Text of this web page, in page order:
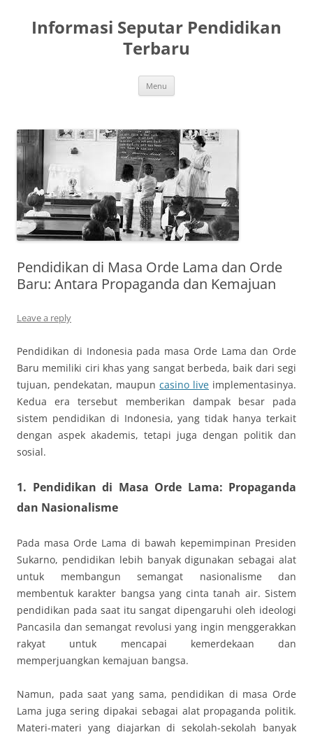
content
Informasi Seputar Pendidikan
Terbaru
Menu
Pendidikan di Masa Orde Lama dan Orde
Baru: Antara Propaganda dan Kemajuan
Leave a reply
Pendidikan di Indonesia pada masa Orde Lama dan Orde
Baru memiliki ciri khas yang sangat berbeda, baik dari segi
tujuan, pendekatan, maupun casino live implementasinya.
Kedua era tersebut memberikan dampak besar pada
sistem pendidikan di Indonesia, yang tidak hanya terkait
dengan aspek akademis, tetapi juga dengan politik dan
sosial.
1. Pendidikan di Masa Orde Lama: Propaganda
dan Nasionalisme
Pada masa Orde Lama di bawah kepemimpinan Presiden
Sukarno, pendidikan lebih banyak digunakan sebagai alat
untuk membangun semangat nasionalisme dan
membentuk karakter bangsa yang cinta tanah air. Sistem
pendidikan pada saat itu sangat dipengaruhi oleh ideologi
Pancasila dan semangat revolusi yang ingin menggerakkan
rakyat untuk mencapai kemerdekaan dan
memperjuangkan kemajuan bangsa.
Namun, pada saat yang sama, pendidikan di masa Orde
Lama juga sering dipakai sebagai alat propaganda politik.
Materi-materi yang diajarkan di sekolah-sekolah banyak